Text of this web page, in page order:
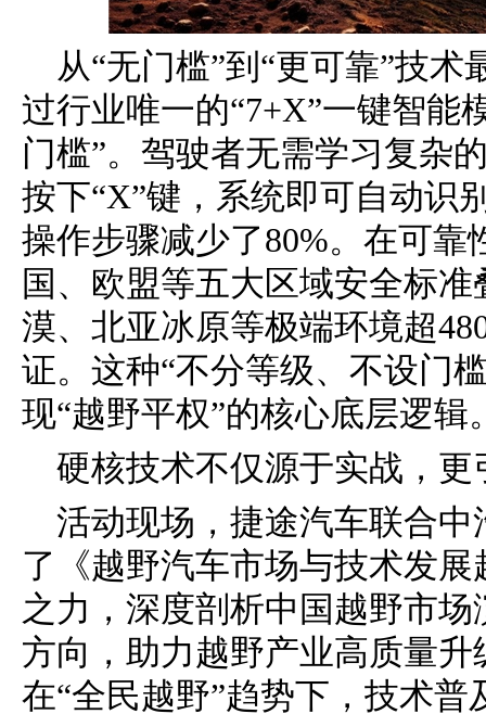
从“无门槛”到“更可靠”技
过行业唯一的“7+X”一键智能
门槛”。驾驶者无需学习复杂
按下“X”键，系统即可自动识
操作步骤减少了80%。在可
国、欧盟等五大区域安全标
漠、北亚冰原等极端环境超
证。这种“不分等级、不设门
现“越野平权”的核心底层逻辑
硬核技术不仅源于实战，更
活动现场，捷途汽车联合
了《越野汽车市场与技术发
之力，深度剖析中国越野市
方向，助力越野产业高质量
在“全民越野”趋势下，技术